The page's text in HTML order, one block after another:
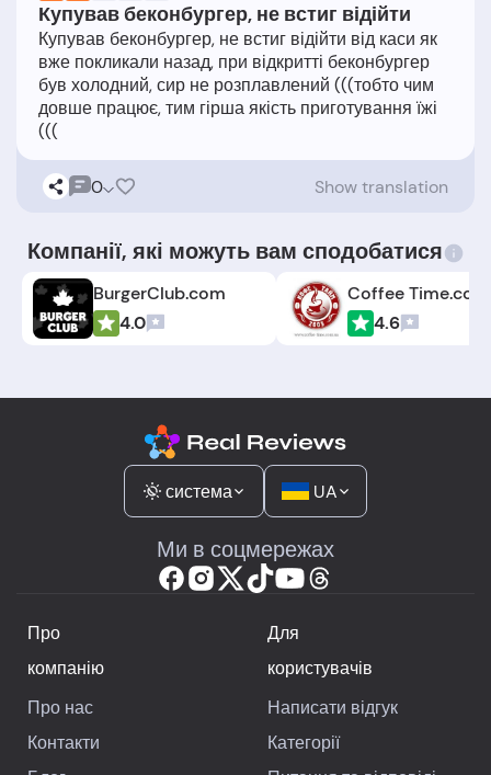
Купував беконбургер, не встиг відійти
Купував беконбургер, не встиг відійти від каси як
вже покликали назад, при відкритті беконбургер
був холодний, сир не розплавлений (((тобто чим
довше працює, тим гірша якість приготування їжі
0 Show translation
Компанії, які можуть вам сподобатися
BurgerClub.com
4.0
Coffee
4.6
система UA
Ми в соцмережах
Про
компанію
Про нас
Контакти
Для
користувачів
Написати відгук
Категорії